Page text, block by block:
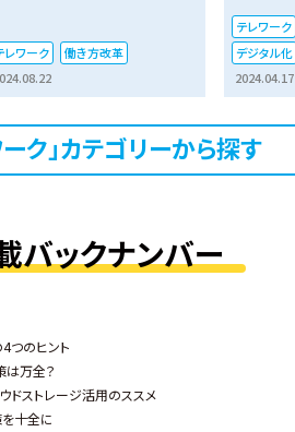
レワーク
働き方改革
テレワーク
デジタル化
2024.04.17
ーク」カテゴリーから探す
バックナンバー
つのヒント
は万全？
ドストレージ活用のススメ
十全に